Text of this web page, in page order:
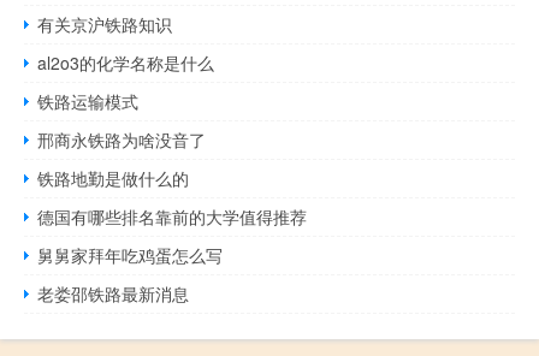
有关京沪铁路知识
al2o3的化学名称是什么
铁路运输模式
邢商永铁路为啥没音了
铁路地勤是做什么的
德国有哪些排名靠前的大学值得推荐
舅舅家拜年吃鸡蛋怎么写
老娄邵铁路最新消息